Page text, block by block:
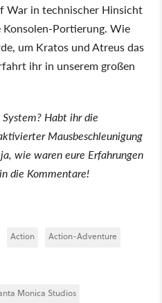
War in technischer Hinsicht
Konsolen-Portierung. Wie
um Kratos und Atreus das
ihr in unserem großen
Habt ihr die
Mausbeschleunigung
wie waren eure Erfahrungen
die Kommentare!
Action Action-Adventure
Monica Studios